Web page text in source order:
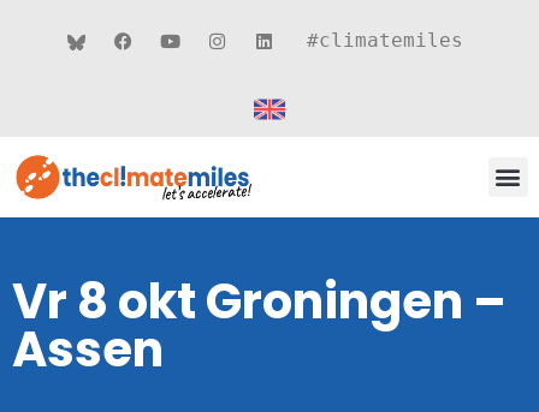
#climatemiles
Vr 8 okt Groningen –
Assen